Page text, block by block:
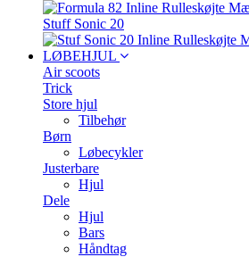
Stuff Sonic 20
LØBEHJUL
Air scoots
Trick
Store hjul
Tilbehør
Børn
Løbecykler
Justerbare
Hjul
Dele
Hjul
Bars
Håndtag